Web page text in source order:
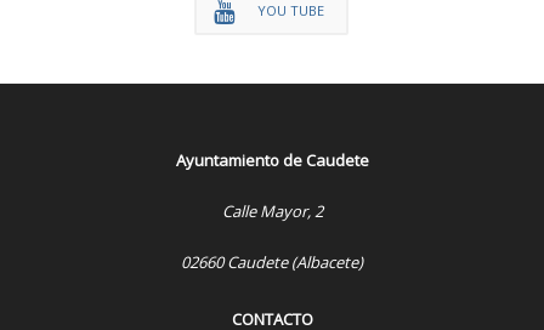
YOU TUBE
Ayuntamiento de Caudete
Calle Mayor, 2
02660 Caudete (Albacete)
CONTACTO